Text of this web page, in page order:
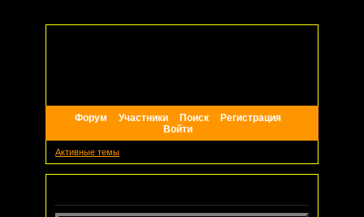
Форум Участники Поиск
Регистрация
Войти
Активные темы